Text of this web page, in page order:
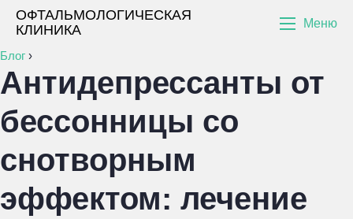
ОФТАЛЬМОЛОГИЧЕСКАЯ
КЛИНИКА
Меню
Блог ›
Антидепрессанты от
бессонницы со
снотворным
эффектом: лечение